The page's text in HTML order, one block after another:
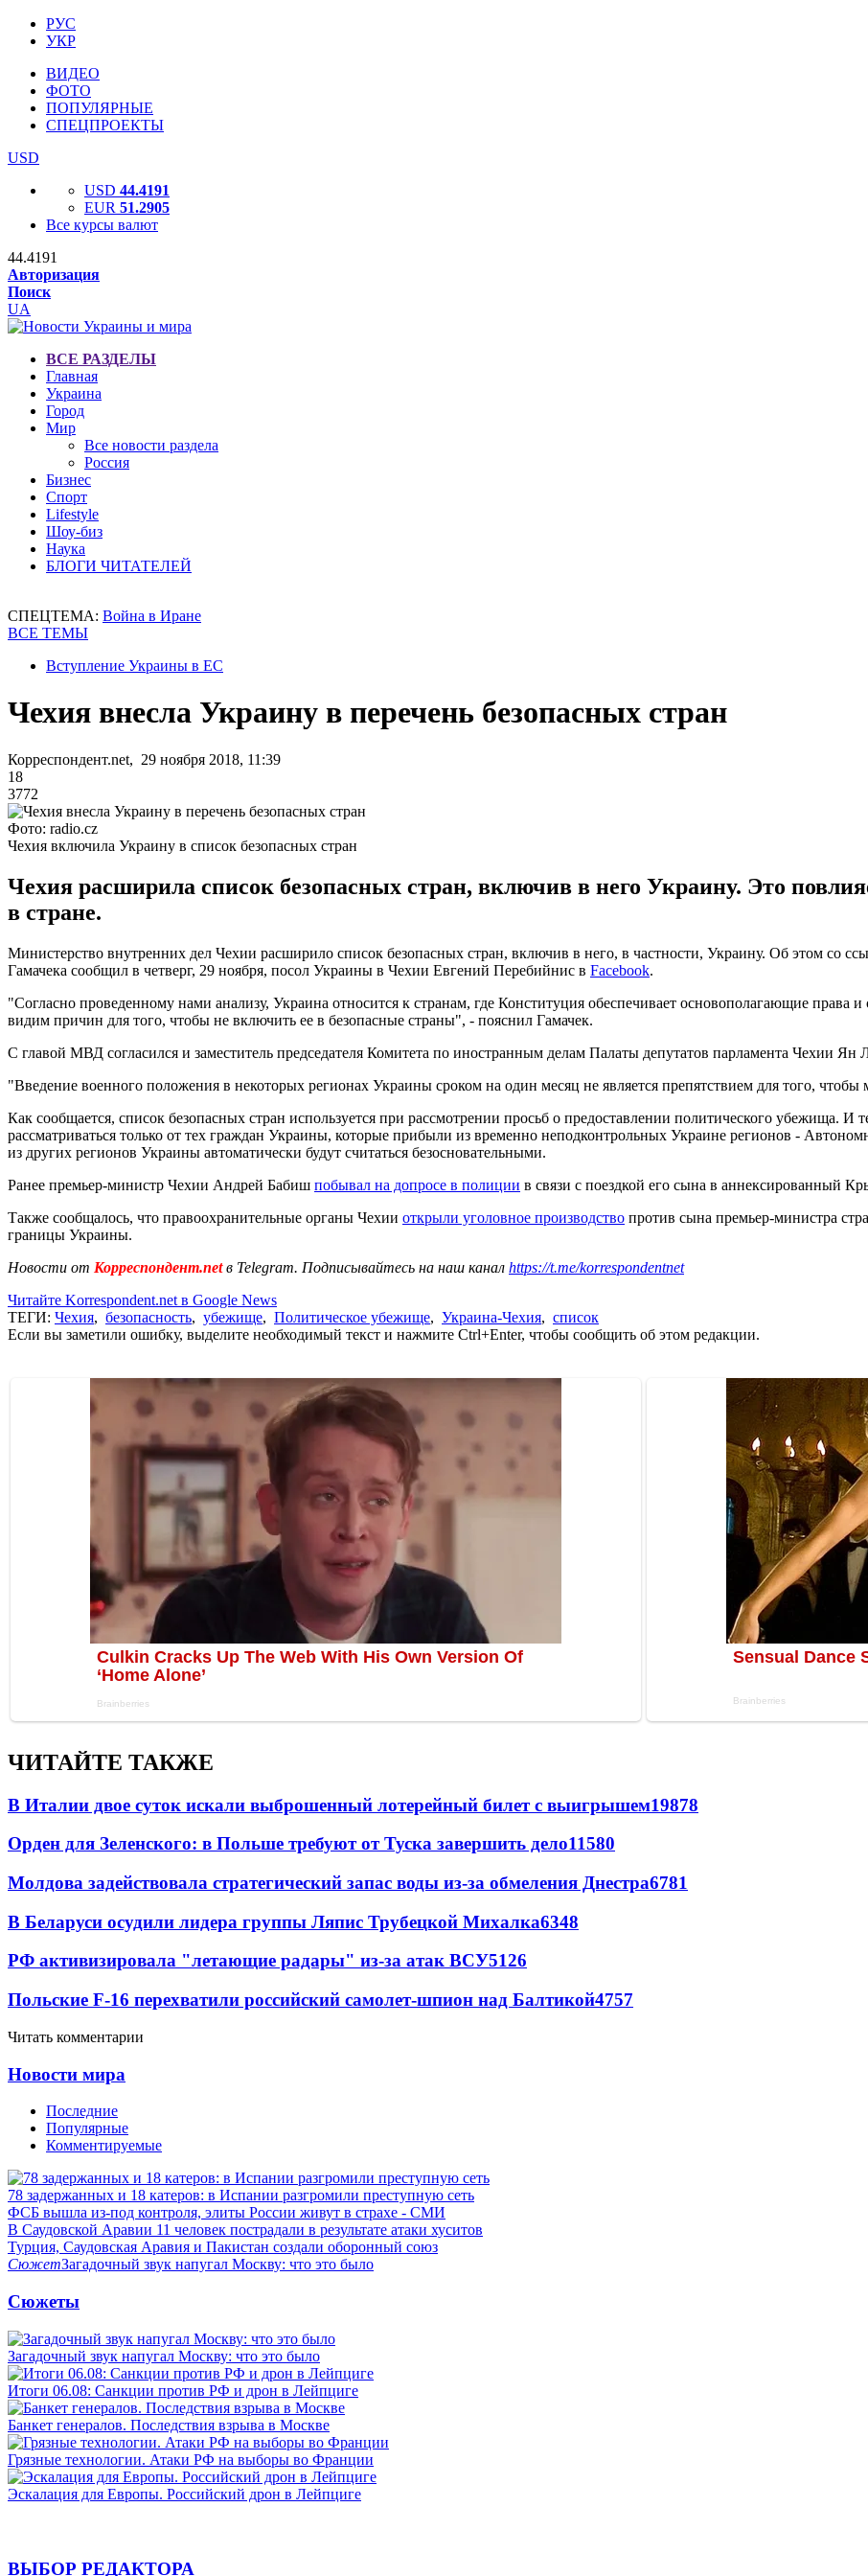
РУС
УКР
ВИДЕО
ФОТО
ПОПУЛЯРНЫЕ
СПЕЦПРОЕКТЫ
USD
USD 44.4191
EUR 51.2905
Все курсы валют
44.4191
Авторизация
Поиск
UA
ВСЕ РАЗДЕЛЫ
Главная
Украина
Город
Мир
Все новости раздела
Россия
Бизнес
Спорт
Lifestyle
Шоу-биз
Наука
БЛОГИ ЧИТАТЕЛЕЙ
СПЕЦТЕМА: Война в Иране
ВСЕ ТЕМЫ
Вступление Украины в ЕС
Чехия внесла Украину в перечень безопасных стран
Корреспондент.net, 29 ноября 2018, 11:39
18
3772
Фото: radio.cz
Чехия включила Украину в список безопасных стран
Чехия расширила список безопасных стран, включив в него Украину. Это
в стране.
Министерство внутренних дел Чехии расширило список безопасных стран, включив в него, в частности, Украину. Об этом со
Гамачека сообщил в четверг, 29 ноября, посол Украины в Чехии Евгений Перебийнис в Facebook.
"Согласно проведенному нами анализу, Украина относится к странам, где Конституция обеспечивает основополагающие
видим причин для того, чтобы не включить ее в безопасные страны", - пояснил Гамачек.
С главой МВД согласился и заместитель председателя Комитета по иностранным делам Палаты депутатов парламента Чехии Ян
"Введение военного положения в некоторых регионах Украины сроком на один месяц не является препятствием для того,
Как сообщается, список безопасных стран используется при рассмотрении просьб о предоставлении политического убежища. И
рассматриваться только от тех граждан Украины, которые прибыли из временно неподконтрольных Украине регионов -
из других регионов Украины автоматически будут считаться безосновательными.
Ранее премьер-министр Чехии Андрей Бабиш побывал на допросе в полиции в связи с поездкой его сына в аннексированный
Также сообщалось, что правоохранительные органы Чехии открыли уголовное производство против сына премьер-министра
границы Украины.
Новости от Корреспондент.netв Telegram. Подписывайтесь на наш канал https://t.me/korrespondentnet
Читайте Korrespondent.net в Google News
ТЕГИ: Чехия, безопасность, убежище, Политическое убежище, Украина-Чехия, список
Если вы заметили ошибку, выделите необходимый текст и нажмите Ctrl+Enter, чтобы сообщить об этом редакции.
ЧИТАЙТЕ ТАКЖЕ
В Италии двое суток искали выброшенный лотерейный билет с выигрышем19878
Орден для Зеленского: в Польше требуют от Туска завершить дело11580
Молдова задействовала стратегический запас воды из-за обмеления Днестра6781
В Беларуси осудили лидера группы Ляпис Трубецкой Михалка6348
РФ активизировала "летающие радары" из-за атак ВСУ5126
Польские F-16 перехватили российский самолет-шпион над Балтикой4757
Читать комментарии
Новости мира
Последние
Популярные
Комментируемые
78 задержанных и 18 катеров: в Испании разгромили преступную сеть
ФСБ вышла из-под контроля, элиты России живут в страхе - СМИ
В Саудовской Аравии 11 человек пострадали в результате атаки хуситов
Турция, Саудовская Аравия и Пакистан создали оборонный союз
СюжетЗагадочный звук напугал Москву: что это было
Сюжеты
Загадочный звук напугал Москву: что это было
Итоги 06.08: Санкции против РФ и дрон в Лейпциге
Банкет генералов. Последствия взрыва в Москве
Грязные технологии. Атаки РФ на выборы во Франции
Эскалация для Европы. Российский дрон в Лейпциге
ВЫБОР РЕДАКТОРА